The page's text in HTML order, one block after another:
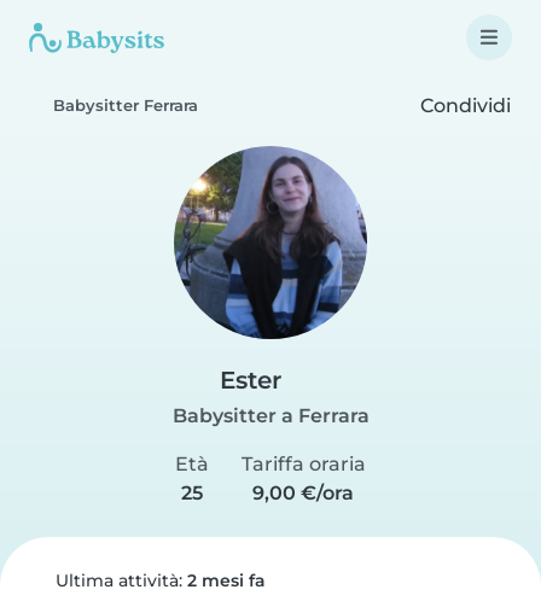
Babysitter Ferrara Condividi
Ester
Babysitter a Ferrara
Età
25
Tariffa oraria
9,00 €/ora
Ultima attività: 2 mesi fa